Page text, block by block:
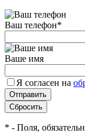
Ваш телефон*
Ваше имя
Я согласен на
* - Поля,